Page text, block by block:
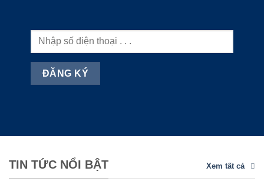
TIN TỨC NỔI BẬT Xem tất cả